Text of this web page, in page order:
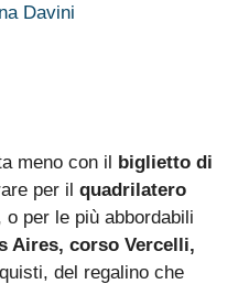
Davini
meno con il biglietto di
per il quadrilatero
o per le più abbordabili
Aires, corso Vercelli,
del regalino che